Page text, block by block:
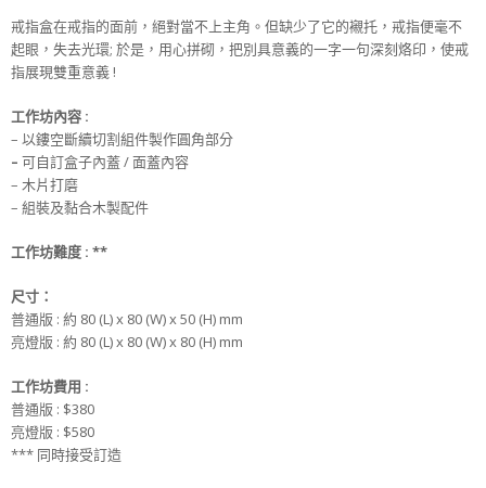
戒指盒在戒指的面前，絕對當不上主角。但缺少了它的襯托，戒指便毫不
起眼，失去光環; 於是，用心拼砌，把別具意義的一字一句深刻烙印，使戒
指展現雙重意義 !
工作坊內容 :
– 以鏤空斷續切割組件製作圓角部分
– 可自訂盒子內蓋 / 面蓋內容
– 木片打磨
– 組裝及黏合木製配件
工作坊難度 : **
尺寸 ：
普通版 : 約 80 (L) x 80 (W) x 50 (H) mm
亮燈版 : 約 80 (L) x 80 (W) x 80 (H) mm
工作坊費用 :
普通版 : $380
亮燈版 : $580
*** 同時接受訂造